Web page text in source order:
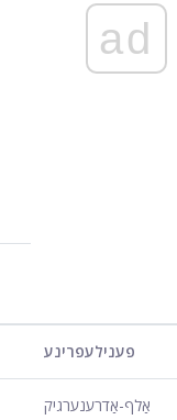
ad
פענילעפרינע
אַלף-אַדרענערגיק